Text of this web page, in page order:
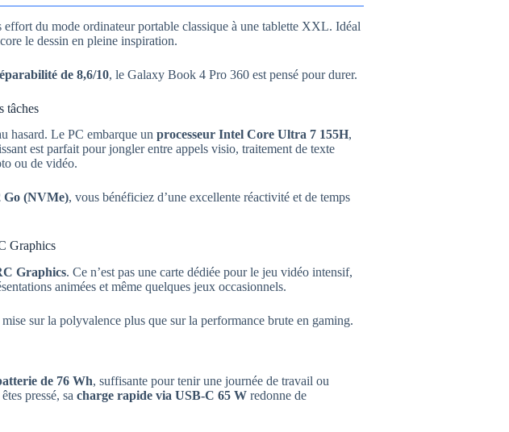
effort du mode ordinateur portable classique à une tablette XXL. Idéal
le dessin en pleine inspiration.
de 8,6/10, le Galaxy Book 4 Pro 360 est pensé pour durer.
tâches
hasard. Le PC embarque un processeur Intel Core Ultra 7 155H,
est parfait pour jongler entre appels visio, traitement de texte
ou de vidéo.
Go (NVMe), vous bénéficiez d’une excellente réactivité et de temps
Graphics
Graphics. Ce n’est pas une carte dédiée pour le jeu vidéo intensif,
animées et même quelques jeux occasionnels.
sur la polyvalence plus que sur la performance brute en gaming.
de 76 Wh, suffisante pour tenir une journée de travail ou
pressé, sa charge rapide via USB-C 65 W redonne de